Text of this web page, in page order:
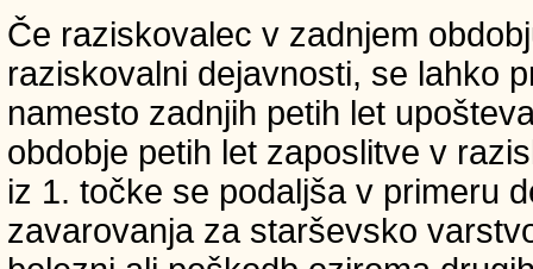
Če raziskovalec v zadnjem
raziskovalni dejavnosti, se lahko
namesto zadnjih petih let
obdobje petih let zaposlitve v
iz 1. točke se podaljša v primeru
zavarovanja za starševsko